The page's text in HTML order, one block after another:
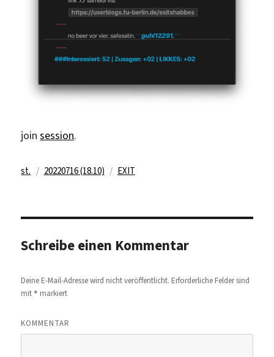
joinsession.
Autor
st.
Veröffentlicht
20220716 (18.10) Kategorien
EXIT
Schreibe einen Kommentar
Deine E-Mail-Adresse wird nicht veröffentlicht. Erforderliche Felder sind
mit * markiert
KOMMENTAR